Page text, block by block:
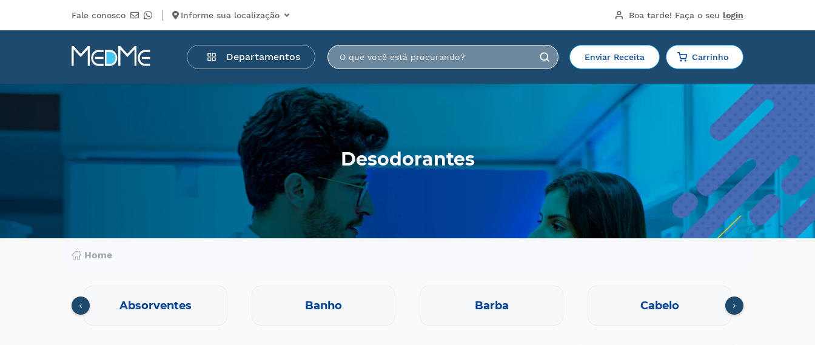
Fale conosco Informe sua localização Boa tarde! Faça o seu login
Departamentos Enviar Receita Carrinho
Departamentos
Medicamentos
Higiene
pessoal
Mercearia
Serviços
Desodorantes
Home
Absorventes Banho Barba Cabelo